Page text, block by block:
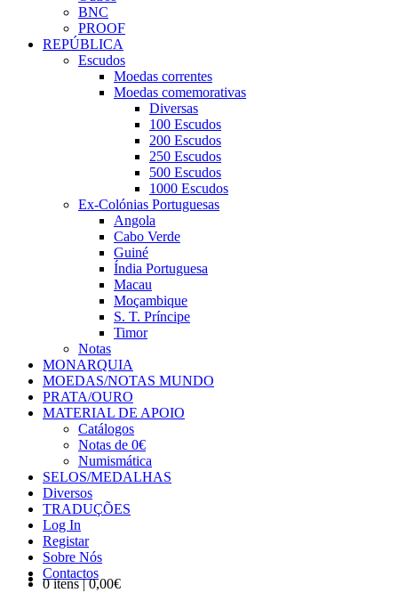
BNC
PROOF
REPÚBLICA
Escudos
Moedas correntes
Moedas comemorativas
Diversas
100 Escudos
200 Escudos
250 Escudos
500 Escudos
1000 Escudos
Ex-Colónias Portuguesas
Angola
Cabo Verde
Guiné
Índia Portuguesa
Macau
Moçambique
S. T. Príncipe
Timor
Notas
MONARQUIA
MOEDAS/NOTAS MUNDO
PRATA/OURO
MATERIAL DE APOIO
Catálogos
Notas de 0€
Numismática
SELOS/MEDALHAS
Diversos
TRADUÇÕES
Log In
Registar
Sobre Nós
Contactos
0 itens | 0,00€